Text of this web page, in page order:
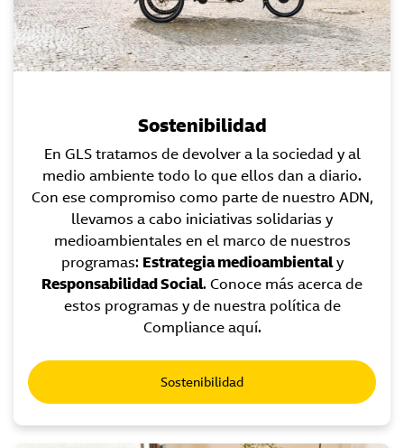
Sostenibilidad
En GLS tratamos de devolver a la sociedad y al
medio ambiente todo lo que ellos dan a diario.
Con ese compromiso como parte de nuestro ADN,
llevamos a cabo iniciativas solidarias y
medioambientales en el marco de nuestros
programas: Estrategia medioambientaly
Responsabilidad Social. Conoce más acerca de
estos programas y de nuestra política de
Compliance aquí.
Sostenibilidad